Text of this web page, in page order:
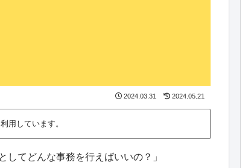
2024.03.31 2024.05.21
用しています。
てどんな事務を行えばいいの？」